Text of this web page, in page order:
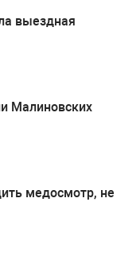
выездная
медосмотр, не